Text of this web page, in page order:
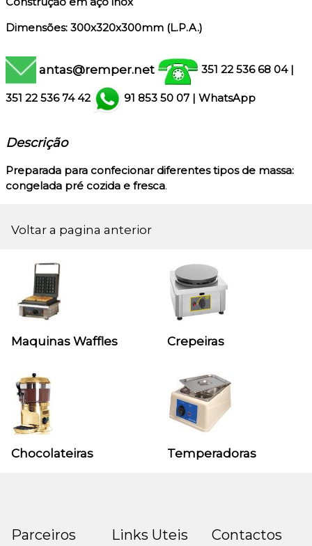
Dimensões: 300x320x300mm (L.P.A.)
antas@remper.net 351 22 536 68 04 |
351 22 536 74 42 91 853 50 07 | WhatsApp
Descrição
Preparada para confecionar diferentes tipos de massa:
congelada pré cozida e fresca.
Voltar a pagina anterior
Maquinas Waffles Crepeiras
Chocolateiras Temperadoras
Parceiros Links Uteis
Contactos